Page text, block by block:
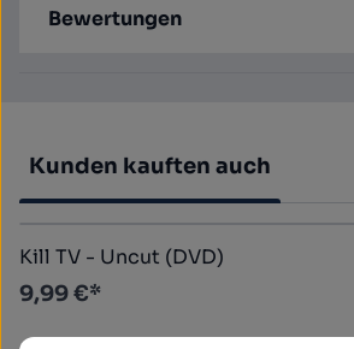
Bewertungen
Kunden kauften auch
Kill TV - Uncut (DVD)
9,99 €*